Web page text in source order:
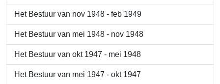
Het Bestuur van nov 1948 - feb 1949
Het Bestuur van mei 1948 - nov 1948
Het Bestuur van okt 1947 - mei 1948
Het Bestuur van mei 1947 - okt 1947